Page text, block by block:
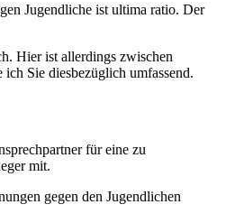
Jugendliche ist ultima ratio. Der
Hier ist allerdings zwischen
Sie diesbezüglich umfassend.
für eine zu
mit.
gegen den Jugendlichen